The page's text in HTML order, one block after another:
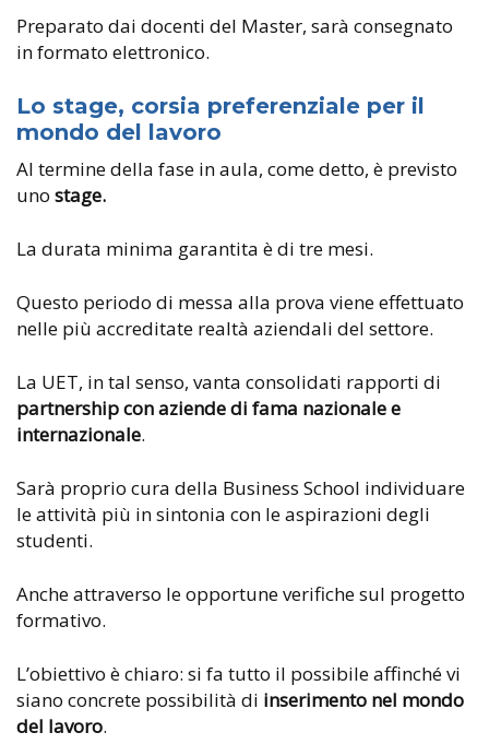
Preparato dai docenti del Master, sarà consegnato
in formato elettronico.
Lo stage, corsia preferenziale per il
mondo del lavoro
Al termine della fase in aula, come detto, è previsto
uno stage.
La durata minima garantita è di tre mesi.
Questo periodo di messa alla prova viene effettuato
nelle più accreditate realtà aziendali del settore.
La UET, in tal senso, vanta consolidati rapporti di
partnership con aziende di fama nazionale e
internazionale.
Sarà proprio cura della Business School individuare
le attività più in sintonia con le aspirazioni degli
studenti.
Anche attraverso le opportune verifiche sul progetto
formativo.
L’obiettivo è chiaro: si fa tutto il possibile affinché vi
siano concrete possibilità di inserimento nel mondo
del lavoro.